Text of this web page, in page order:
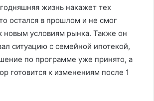
жизнь накажет тех
остался в прошлом и не смог
новым условиям рынка. Также он
ситуацию с семейной ипотекой,
по программе уже принято, а
готовится к изменениям после 1